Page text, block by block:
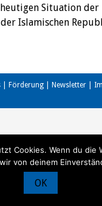
Situation der
Islamischen
Förderung Newsletter
Cookies. Wenn du die
von deinem
OK